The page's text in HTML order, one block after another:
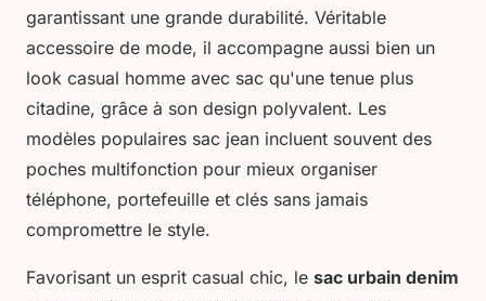
garantissant une grande durabilité. Véritable
accessoire de mode, il accompagne aussi bien un
look casual homme avec sac qu'une tenue plus
citadine, grâce à son design polyvalent. Les
modèles populaires sac jean incluent souvent des
poches multifonction pour mieux organiser
téléphone, portefeuille et clés sans jamais
compromettre le style.
Favorisant un esprit casual chic, le sac urbain denim